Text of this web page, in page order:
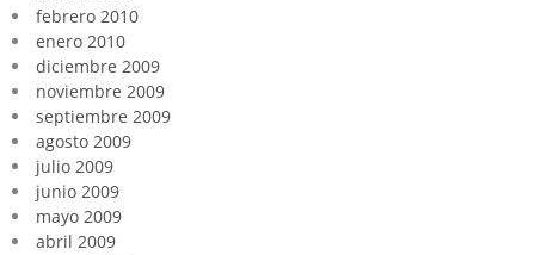
febrero 2010
enero 2010
diciembre 2009
noviembre 2009
septiembre 2009
agosto 2009
julio 2009
junio 2009
mayo 2009
abril 2009